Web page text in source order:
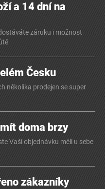
a 14 dní na
záruku i možnost
Česku
několika prodejen se super
doma brzy
Vaši objednávku měli u sebe
zákazníky